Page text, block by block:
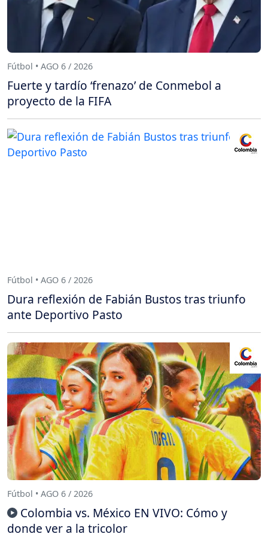
Fútbol • AGO 6 / 2026
Fuerte y tardío ‘frenazo’ de Conmebol a
proyecto de la FIFA
Fútbol • AGO 6 / 2026
Dura reflexión de Fabián Bustos tras triunfo
ante Deportivo Pasto
Fútbol • AGO 6 / 2026
Colombia vs. México EN VIVO: Cómo y
donde ver a la tricolor